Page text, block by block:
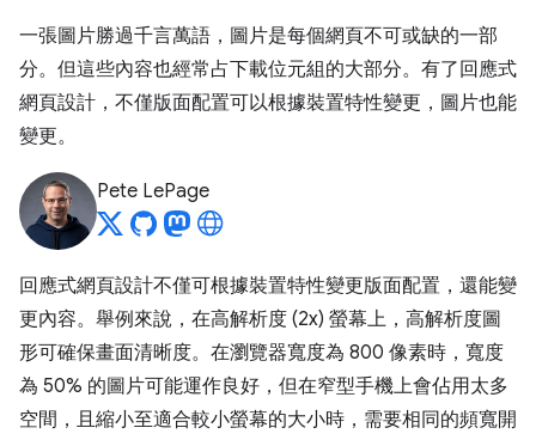
一張圖片勝過千言萬語，圖片是每個網頁不可或缺的一部
分。但這些內容也經常占下載位元組的大部分。有了回應式
網頁設計，不僅版面配置可以根據裝置特性變更，圖片也能
變更。
Pete LePage
回應式網頁設計不僅可根據裝置特性變更版面配置，還能變
更內容。舉例來說，在高解析度 (2x) 螢幕上，高解析度圖
形可確保畫面清晰度。在瀏覽器寬度為 800 像素時，寬度
為 50% 的圖片可能運作良好，但在窄型手機上會佔用太多
空間，且縮小至適合較小螢幕的大小時，需要相同的頻寬開